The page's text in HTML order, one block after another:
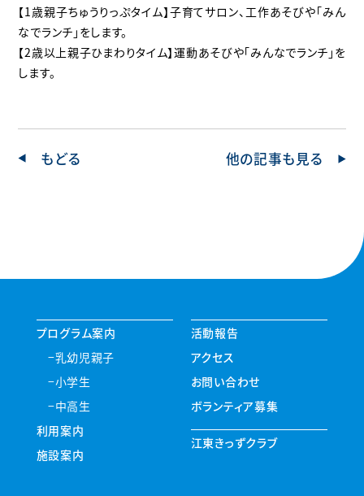
【1歳親子ちゅうりっぷタイム】子育てサロン、工作あそびや「みん
なでランチ」をします。
【2歳以上親子ひまわりタイム】運動あそびや「みんなでランチ」を
します。
もどる 他の記事も見る
プログラム案内
乳幼児親子
小学生
中高生
利用案内
施設案内
活動報告
アクセス
お問い合わせ
ボランティア募集
江東きっずクラブ